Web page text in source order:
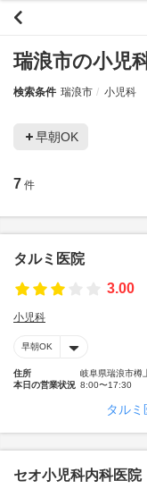
瑞浪市の小児
検索条件 瑞浪市 小児科
早朝OK
7 件
タルミ医院
3.00
小児科
早朝OK
住所
岐阜県瑞浪市樽
本日の営業状況 8:00〜17:30
タル
セオ小児科内科医院